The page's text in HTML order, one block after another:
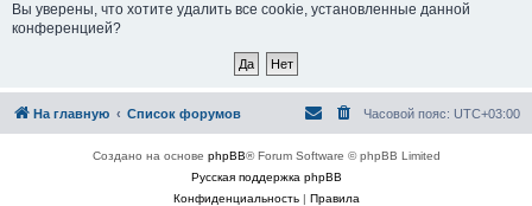
Вы уверены, что хотите удалить все cookie, установленные данной
конференцией?
На главную Список форумов Часовой пояс: UTC+03:00
Создано на основе phpBB® Forum Software © phpBB Limited
Русская поддержка phpBB
Конфиденциальность| Правила